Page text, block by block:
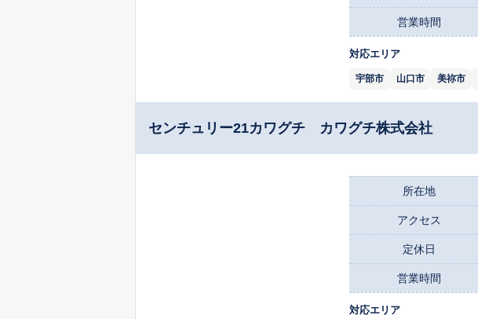
営業時間
対応エリア
宇部市 山口市 美祢市
センチュリー21カワグチ カワグチ株式会社
所在地
アクセス
定休日
営業時間
対応エリア